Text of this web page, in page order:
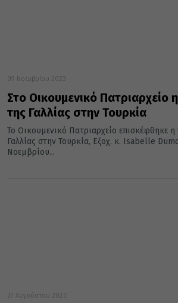
09 Νοεμβρίου 2023
Στο Οικουμενικό Πατριαρχείο
της Γαλλίας στην Τουρκία
Το Οικουμενικό Πατριαρχείο επισκέφθηκε
Γαλλίας στην Τουρκία, Εξοχ. κ. Isabelle
Νοεμβρίου...
27 Αυγούστου 2023